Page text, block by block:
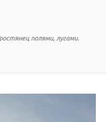
полями, лугами.